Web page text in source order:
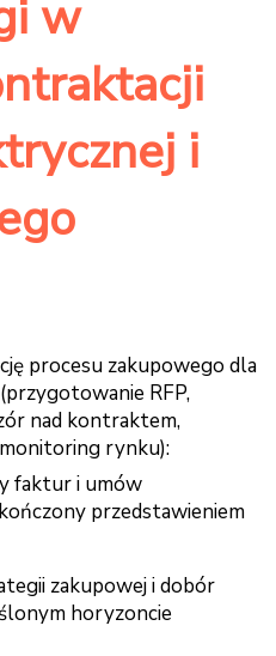
w
i
procesu zakupowego dla
RFP,
nad kontraktem,
rynku):
faktur i umów
przedstawieniem
zakupowej i dobór
horyzoncie